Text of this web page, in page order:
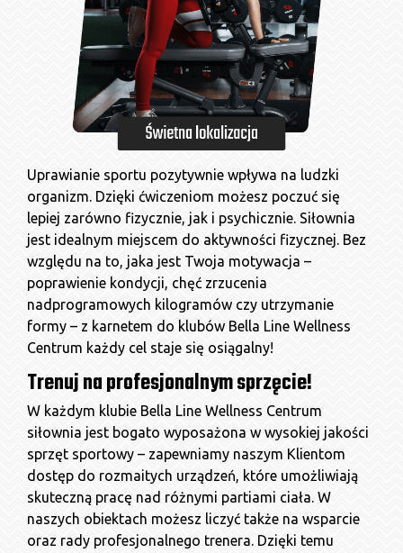
Uprawianie sportu pozytywnie wpływa na ludzki
organizm. Dzięki ćwiczeniom możesz poczuć się
lepiej zarówno fizycznie, jak i psychicznie. Siłownia
jest idealnym miejscem do aktywności fizycznej. Bez
względu na to, jaka jest Twoja motywacja –
poprawienie kondycji, chęć zrzucenia
nadprogramowych kilogramów czy utrzymanie
formy – z karnetem do klubów Bella Line Wellness
Centrum każdy cel staje się osiągalny!
Trenuj na profesjonalnym sprzęcie!
W każdym klubie Bella Line Wellness Centrum
siłownia jest bogato wyposażona w wysokiej jakości
sprzęt sportowy – zapewniamy naszym Klientom
dostęp do rozmaitych urządzeń, które umożliwiają
skuteczną pracę nad różnymi partiami ciała. W
naszych obiektach możesz liczyć także na wsparcie
oraz rady profesjonalnego trenera. Dzięki temu